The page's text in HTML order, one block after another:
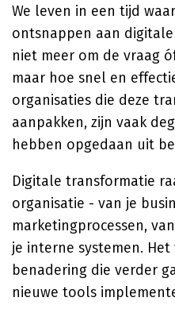
We leven in een tijd
ontsnappen aan
niet meer om de vraag
maar hoe snel en
organisaties die deze
aanpakken, zijn vaak
hebben opgedaan uit
Digitale transformatie
organisatie - van je
marketingprocessen,
je interne systemen.
benadering die verder
nieuwe tools